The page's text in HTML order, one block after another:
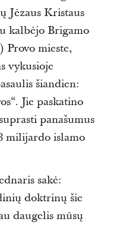
Jėzaus Kristaus
kalbėjo Brigamo
Provo mieste,
vykusioje
šiandien:
Jie paskatino
panašumus
milijardo islamo
sakė:
doktrinų šie
daugelis mūsų